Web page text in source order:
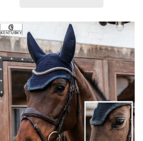
variations.
Les
options
peuvent
être
choisies
sur
la
page